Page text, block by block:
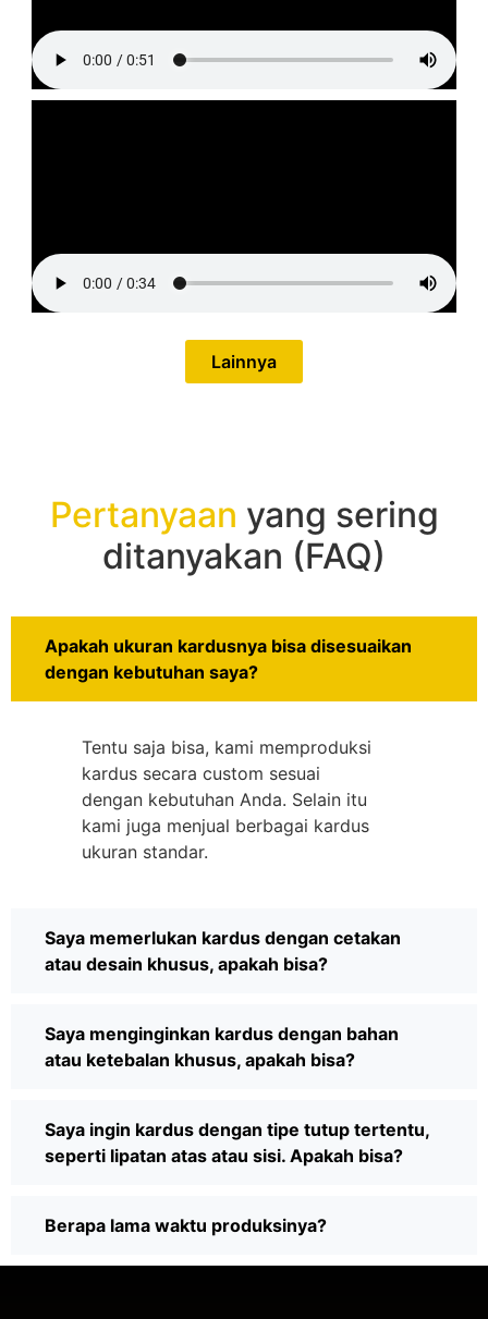
Lainnya
Pertanyaan yang sering
ditanyakan (FAQ)
Apakah ukuran kardusnya bisa disesuaikan
dengan kebutuhan saya?
Tentu saja bisa, kami memproduksi
kardus secara custom sesuai
dengan kebutuhan Anda. Selain itu
kami juga menjual berbagai kardus
ukuran standar.
Saya memerlukan kardus dengan cetakan
atau desain khusus, apakah bisa?
Saya menginginkan kardus dengan bahan
atau ketebalan khusus, apakah bisa?
Saya ingin kardus dengan tipe tutup tertentu,
seperti lipatan atas atau sisi. Apakah bisa?
Berapa lama waktu produksinya?